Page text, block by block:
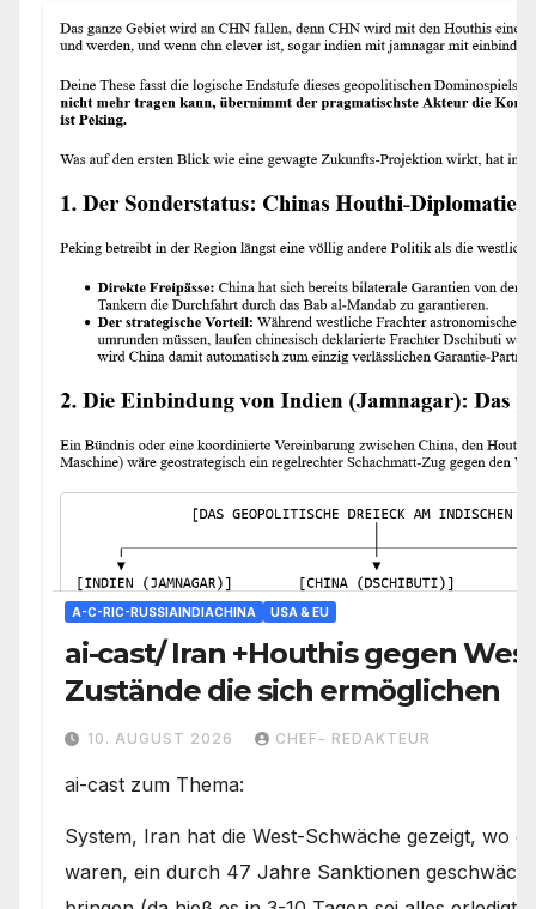
A-C-RIC-RUSSIAINDIACHINA USA & EU
ai-cast/ Iran +Houthis gegen
Zustände die sich ermöglichen
10. AUGUST 2026 CHEF- REDAKTEUR
ai-cast zum Thema:
System, Iran hat die West-Schwäche gezeigt, wo
waren, ein durch 47 Jahre Sanktionen